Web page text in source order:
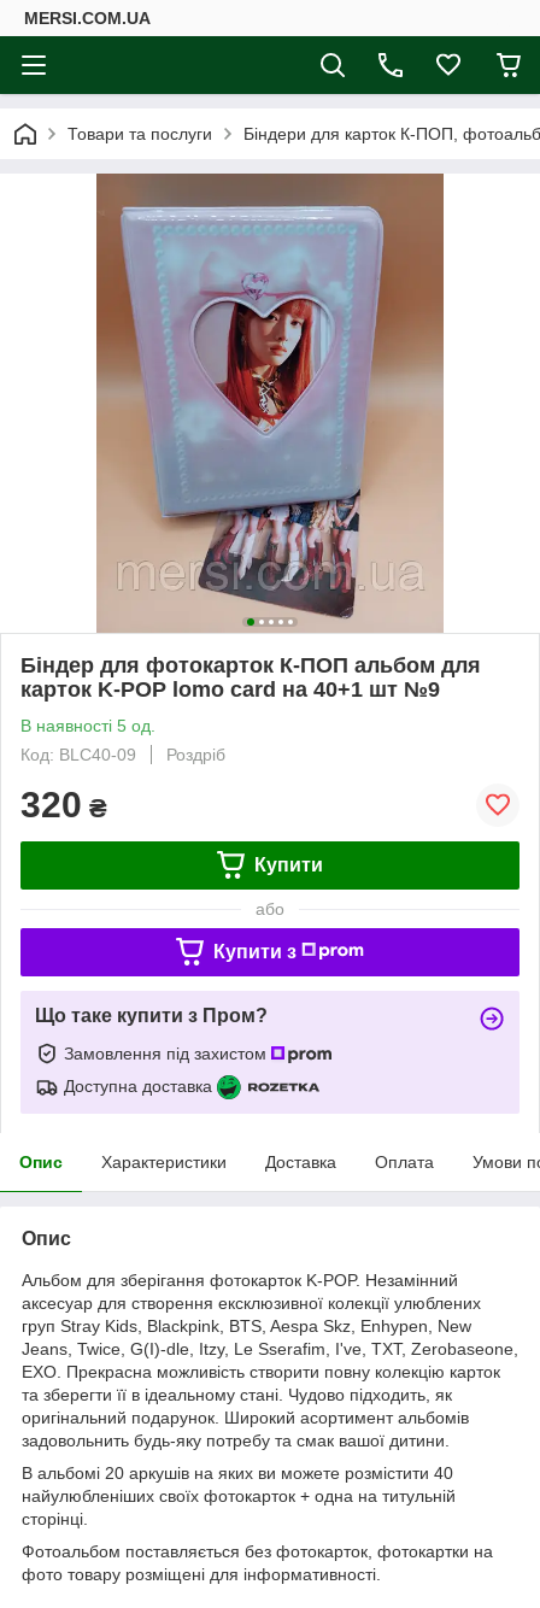
MERSI.COM.UA
Товари та послуги Біндери для карток К-ПОП,
Біндер для фотокарток К-ПОП альбом для
карток K-POP lomo card на 40+1 шт №9
В наявності 5 од.
Код: BLC40-09
Роздріб
320 ₴
Купити
або
Купити з
Що таке купити з Пром?
Замовлення під захистом
Доступна доставка
Опис Характеристики Доставка Оплата Умови
Опис
Альбом для зберігання фотокарток K-POP. Незамінний
аксесуар для створення ексклюзивної колекції улюблених
груп Stray Kids, Blackpink, BTS, Aespa Skz, Enhypen, New
Jeans, Twice, G(I)-dle, Itzy, Le Sserafim, I've, TXT, Zerobaseone,
EXO. Прекрасна можливість створити повну колекцію карток
та зберегти її в ідеальному стані. Чудово підходить, як
оригінальний подарунок. Широкий асортимент альбомів
задовольнить будь-яку потребу та смак вашої дитини.
В альбомі 20 аркушів на яких ви можете розмістити 40
найулюбленіших своїх фотокарток + одна на титульній
сторінці.
Фотоальбом поставляється без фотокарток, фотокартки на
фото товару розміщені для інформативності.